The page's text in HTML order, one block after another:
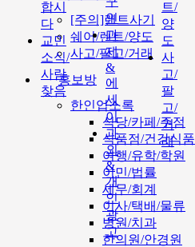
[주의]랜트사기
쉐어/렌트/양도
사고/팔고/거래
홍보방
한인업소록
식당/카페/주점
식품점/건강식품
여행/유학/학원
이민/법률
세무/회계
이사/택배/물류
병원/치과
한의원/안경원
합시
다
교민
소식/
사람
찾음
인
과
제
&
에
세
이
과
외
&
개
인
광
고
트/
양
도
사
고/
팔
고/
거
래